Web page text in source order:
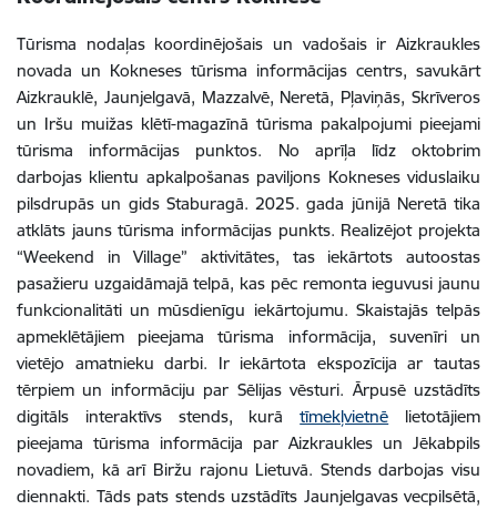
Tūrisma nodaļas koordinējošais un vadošais ir Aizkraukles
novada un Kokneses tūrisma informācijas centrs, savukārt
Aizkrauklē, Jaunjelgavā, Mazzalvē, Neretā, Pļaviņās, Skrīveros
un Iršu muižas klētī-magazīnā tūrisma pakalpojumi pieejami
tūrisma informācijas punktos. No aprīļa līdz oktobrim
darbojas klientu apkalpošanas paviljons Kokneses viduslaiku
pilsdrupās un gids Staburagā. 2025. gada jūnijā Neretā tika
atklāts jauns tūrisma informācijas punkts. Realizējot projekta
“Weekend in Village” aktivitātes, tas iekārtots autoostas
pasažieru uzgaidāmajā telpā, kas pēc remonta ieguvusi jaunu
funkcionalitāti un mūsdienīgu iekārtojumu. Skaistajās telpās
apmeklētājiem pieejama tūrisma informācija, suvenīri un
vietējo amatnieku darbi. Ir iekārtota ekspozīcija ar tautas
tērpiem un informāciju par Sēlijas vēsturi. Ārpusē uzstādīts
digitāls interaktīvs stends, kurātīmekļvietnē lietotājiem
pieejama tūrisma informācija par Aizkraukles un Jēkabpils
novadiem, kā arī Biržu rajonu Lietuvā. Stends darbojas visu
diennakti. Tāds pats stends uzstādīts Jaunjelgavas vecpilsētā,